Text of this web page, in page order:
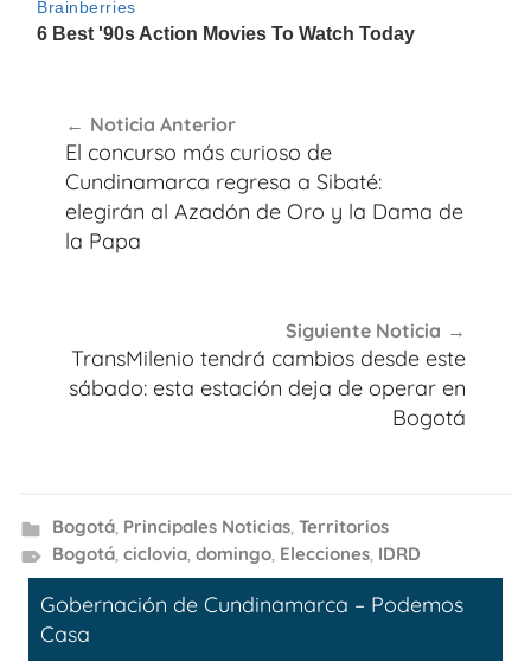
de
entradas
Noticia Anterior
El concurso más curioso de
Cundinamarca regresa a Sibaté:
elegirán al Azadón de Oro y la Dama de
la Papa
Siguiente Noticia
TransMilenio tendrá cambios desde este
sábado: esta estación deja de operar en
Bogotá
Bogotá, Principales Noticias, Territorios
Bogotá, ciclovia, domingo, Elecciones, IDRD
Gobernación de Cundinamarca – Podemos
Casa